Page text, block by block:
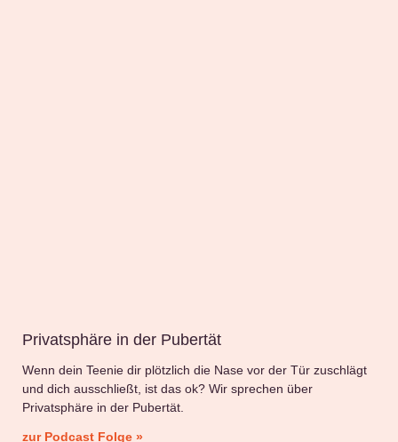
Privatsphäre in der Pubertät
Wenn dein Teenie dir plötzlich die Nase vor der Tür zuschlägt
und dich ausschließt, ist das ok? Wir sprechen über
Privatsphäre in der Pubertät.
zur Podcast Folge »